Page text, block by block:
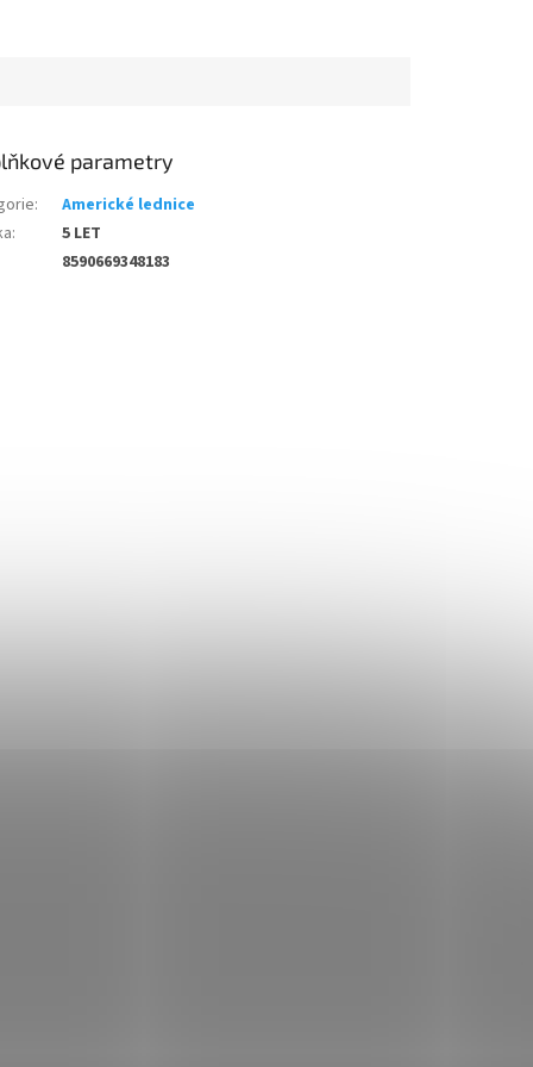
parametry
:
Americké lednice
:
5 LET
8590669348183